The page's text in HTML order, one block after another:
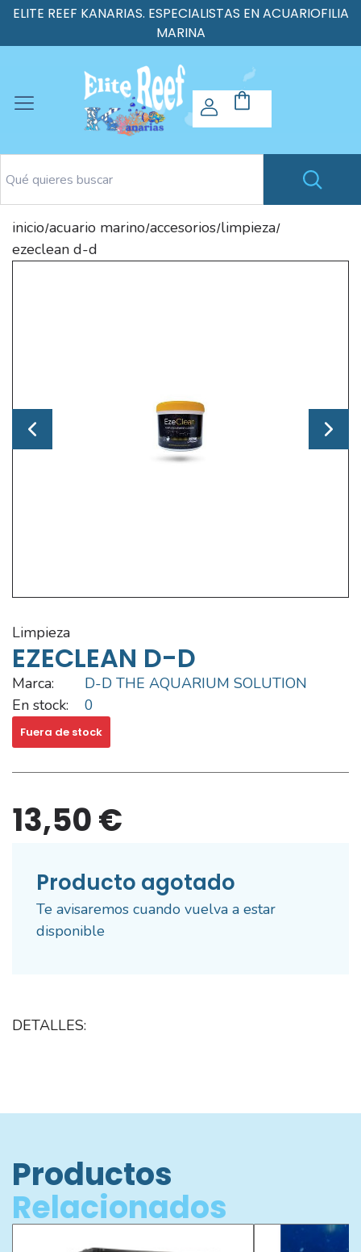
ELITE REEF KANARIAS. ESPECIALISTAS EN ACUARIOFILIA
MARINA
inicio/acuario marino/accesorios/limpieza/
ezeclean d-d
limpieza
EZECLEAN D-D
Marca:
D-D THE AQUARIUM SOLUTION
En stock:
0
Fuera de stock
13,50 €
Producto agotado
Te avisaremos cuando vuelva a estar
disponible
DETALLES:
Productos
Relacionados